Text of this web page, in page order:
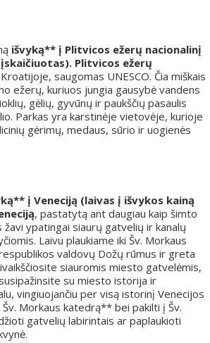
išvyką** į Plitvicos ežerų nacionalinį
Plitvicos ežerų
saugomas UNESCO. Čia miškais
ežerų, kuriuos jungia gausybė vandens
gėlių, gyvūnų ir paukščių pasaulis
Parkas yra karstinėje vietovėje, kurioje
gėrimų, medaus, sūrio ir uogienės
į Veneciją (laivas į išvykos kainą
, pastatytą ant daugiau kaip šimto
ypatingai siaurų gatvelių ir kanalų
Laivu plaukiame iki Šv. Morkaus
valdovų Dožų rūmus ir greta
siauromis miesto gatvelėmis,
su miesto istorija ir
vingiuojančiu per visą istorinį Venecijos
Morkaus katedrą** bei pakilti į Šv.
gatvelių labirintais ar paplaukioti